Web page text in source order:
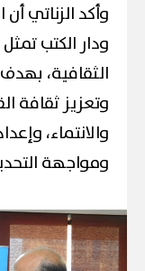
وأكد الزناتي
ودار الكتب
الثقافية،
وتعزيز ثقافة
والانتماء،
ومواجهة